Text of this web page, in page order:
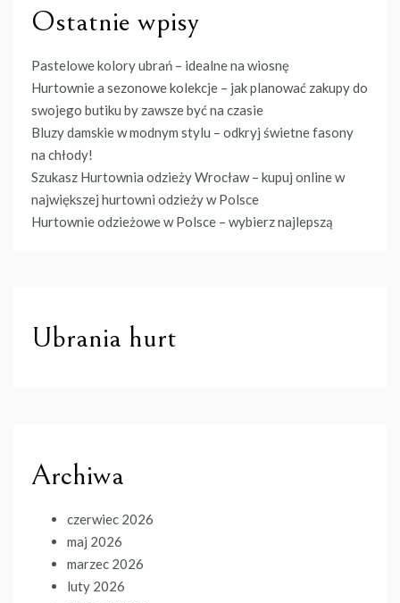
Ostatnie wpisy
Pastelowe kolory ubrań – idealne na wiosnę
Hurtownie a sezonowe kolekcje – jak planować zakupy do
swojego butiku by zawsze być na czasie
Bluzy damskie w modnym stylu – odkryj świetne fasony
na chłody!
Szukasz Hurtownia odzieży Wrocław – kupuj online w
największej hurtowni odzieży w Polsce
Hurtownie odzieżowe w Polsce – wybierz najlepszą
Ubrania hurt
Archiwa
czerwiec 2026
maj 2026
marzec 2026
luty 2026